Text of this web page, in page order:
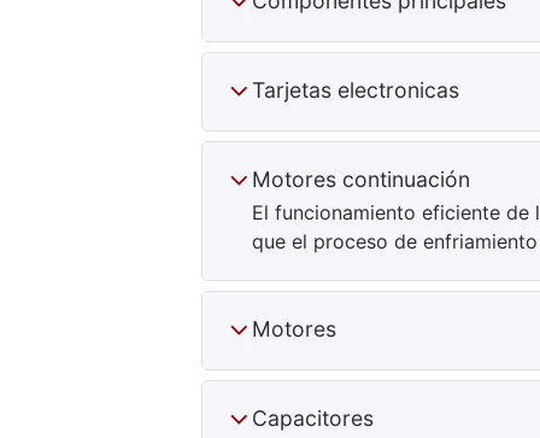
Tarjetas electronicas
Motores continuación
El funcionamiento eficiente
que el proceso de
Motores
Capacitores